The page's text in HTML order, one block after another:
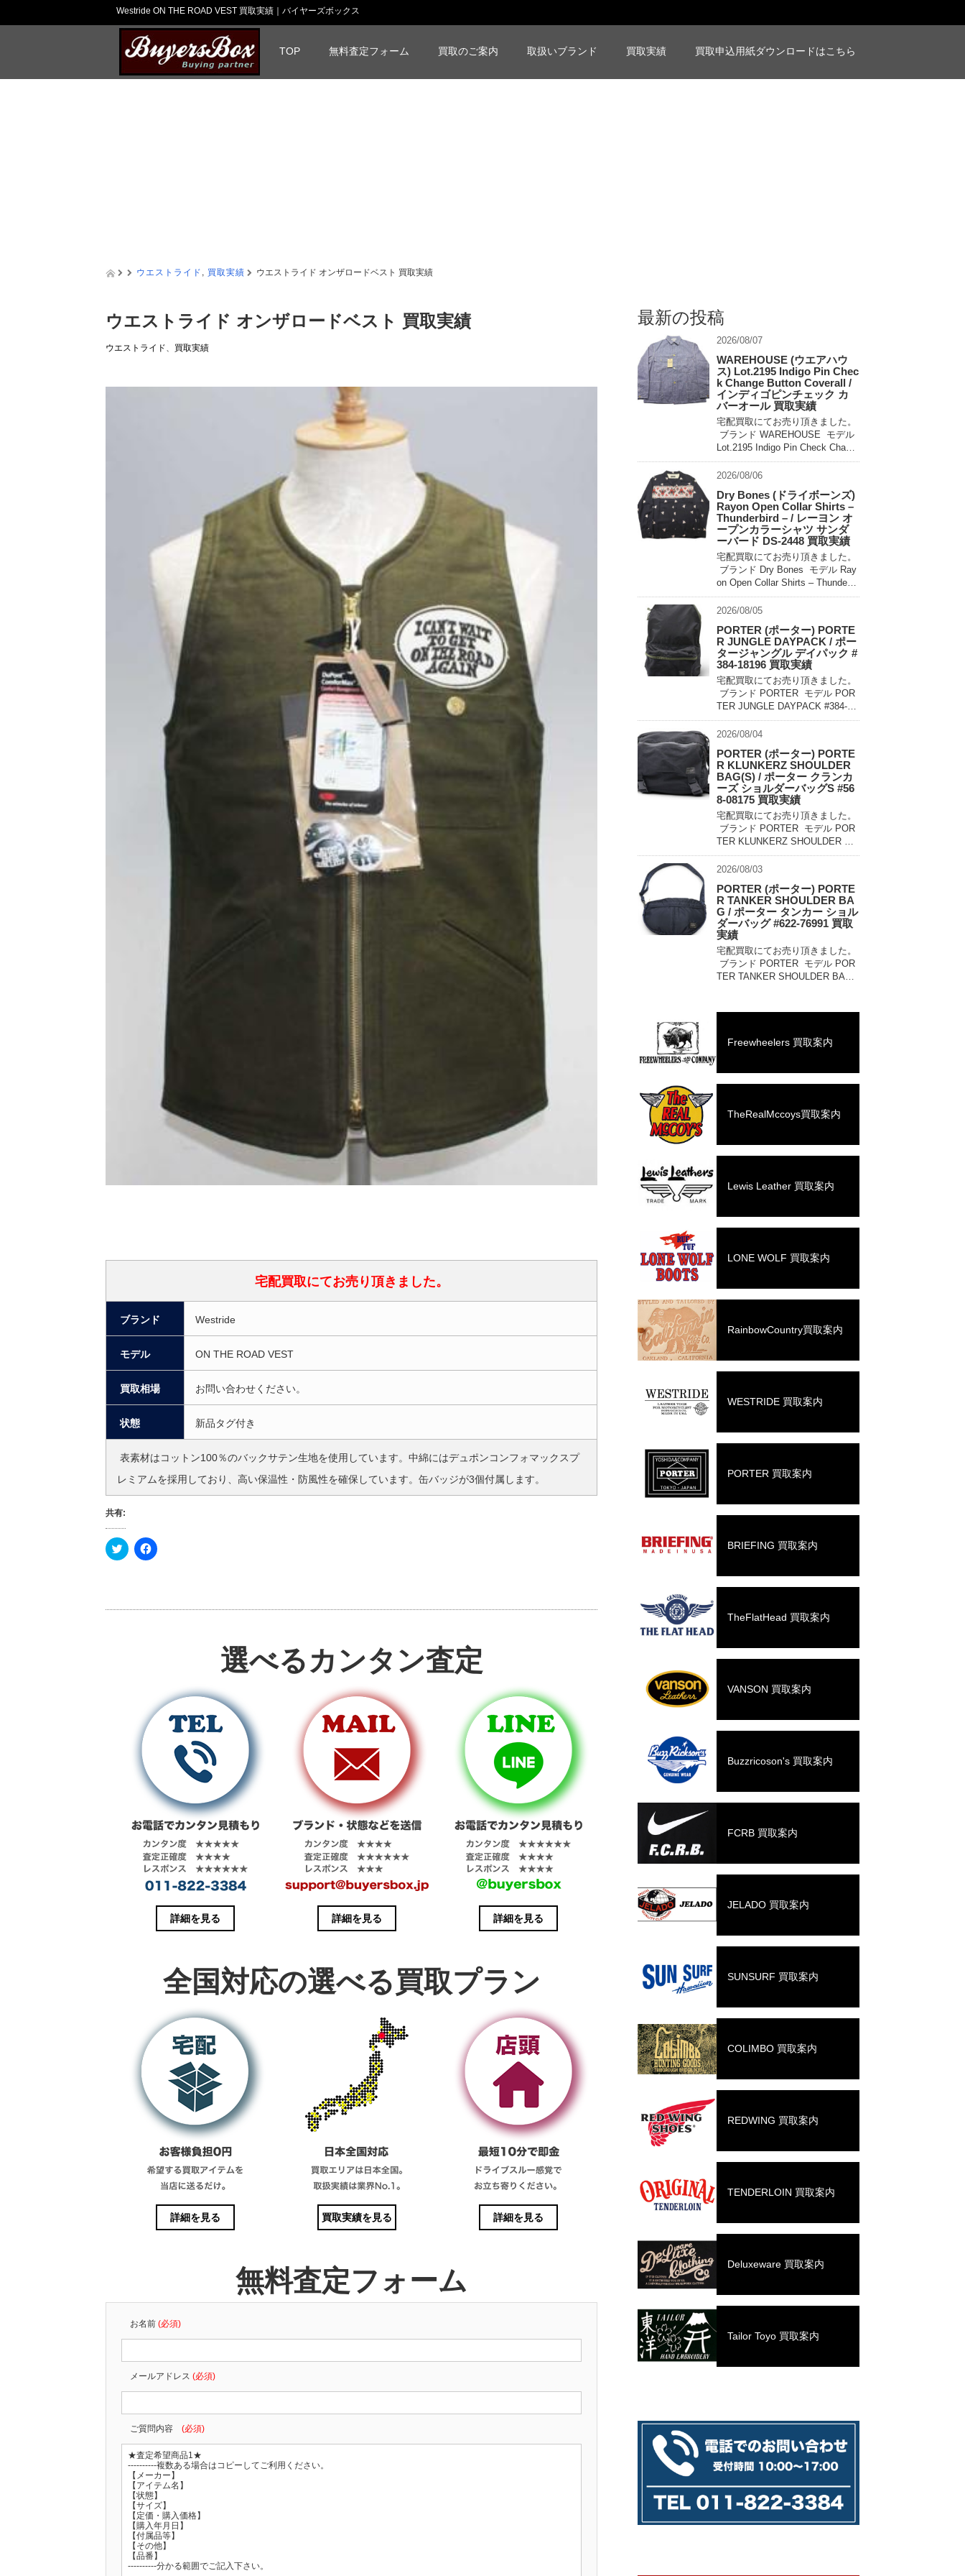
Westride ON THE ROAD VEST 買取実績｜バイヤーズボックス
TOP 無料査定フォーム 買取のご案内 取扱いブランド 買取実績 買取申込用紙ダウンロードはこちら
ウエストライド, 買取実績 ウエストライド オンザロードベスト 買取実績
ウエストライド オンザロードベスト 買取実績
ウエストライド、 買取実績
宅配買取にてお売り頂きました。
ブランド Westride
モデル ON THE ROAD VEST
買取相場 お問い合わせください。
状態 新品タグ付き
表素材はコットン100％のバックサテン生地を使用しています。中綿にはデュポンコンフォマックスプ
レミアムを採用しており、高い保温性・防風性を確保しています。缶バッジが3個付属します。
共有:
ク
リ
w
F
a
k
ッ
ク
(
新
し
ウ
ィ
ド
ウ
で
開
き
ま
選べるカンタン査定
詳細を見る 詳細を見る 詳細を見る
全国対応の選べる買取プラン
詳細を見る 買取実績を見る 詳細を見る
無料査定フォーム
お名前 (必須)
メールアドレス (必須)
ご質問内容 (必須)
最新の投稿
2026/08/07
WAREHOUSE (ウエアハウ
ス) Lot.2195 Indigo Pin Chec
k Change Button Coverall /
インディゴピンチェック カ
バーオール 買取実績
宅配買取にてお売り頂きました。
ブランド WAREHOUSE モデル
Lot.2195 Indigo Pin Check Chang
e Button Coverall 買取相場 お問
い合わせください。 状態 未使用
2026/08/06
Dry Bones (ドライボーンズ)
Rayon Open Collar Shirts –
Thunderbird – / レーヨン オ
ープンカラーシャツ サンダ
ーバード DS-2448 買取実績
宅配買取にてお売り頂きました。
ブランド Dry Bones モデル Ray
on Open Collar Shirts – Thunderbi
rd – DS-2448 買取相場 お問い合
わせ […]
2026/08/05
PORTER (ポーター) PORTE
R JUNGLE DAYPACK / ポー
タージャングル デイパック #
384-18196 買取実績
宅配買取にてお売り頂きました。
ブランド PORTER モデル POR
TER JUNGLE DAYPACK #384-18
196 買取相場 お問い合わせくだ
さい。 状態 美中古品 軽量でコン
2026/08/04
PORTER (ポーター) PORTE
R KLUNKERZ SHOULDER
BAG(S) / ポーター クランカ
ーズ ショルダーバッグS #56
8-08175 買取実績
宅配買取にてお売り頂きました。
ブランド PORTER モデル POR
TER KLUNKERZ SHOULDER BA
G(S) #568-08175 買取相場 お問
い合わせください。 状態 美中古
2026/08/03
PORTER (ポーター) PORTE
R TANKER SHOULDER BA
G / ポーター タンカー ショル
ダーバッグ #622-76991 買取
実績
宅配買取にてお売り頂きました。
ブランド PORTER モデル POR
TER TANKER SHOULDER BAG
年に誕生したPO […]
Freewheelers 買取案内
TheRealMccoys買取案内
Lewis Leather 買取案内
LONE WOLF 買取案内
RainbowCountry買取案内
WESTRIDE 買取案内
PORTER 買取案内
BRIEFING 買取案内
TheFlatHead 買取案内
VANSON 買取案内
Buzzricoson's 買取案内
FCRB 買取案内
JELADO 買取案内
SUNSURF 買取案内
COLIMBO 買取案内
REDWING 買取案内
TENDERLOIN 買取案内
Deluxeware 買取案内
Tailor Toyo 買取案内